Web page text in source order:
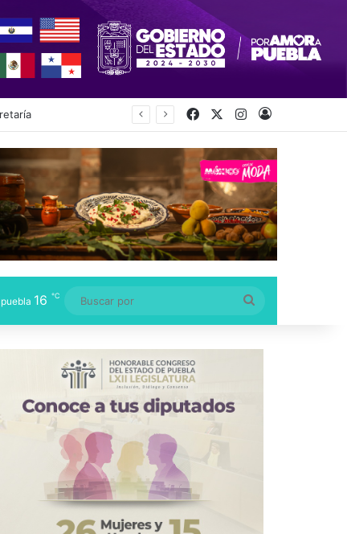
y Adolescentes FacebookInstagram
puebla 16 ℃
por